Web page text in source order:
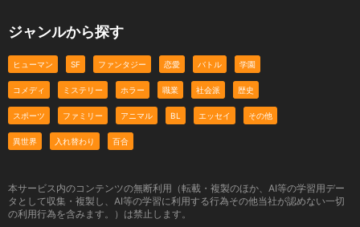
ジャンルから探す
ヒューマン SF ファンタジー 恋愛 バトル 学園
コメディ ミステリー ホラー 職業 社会派 歴史
スポーツ ファミリー アニマル BL エッセイ その他
異世界 入れ替わり 百合
本サービス内のコンテンツの無断利用（転載・複製のほか、AI等の学習用デー
タとして収集・複製し、AI等の学習に利用する行為その他当社が認めない一切
の利用行為を含みます。）は禁止します。